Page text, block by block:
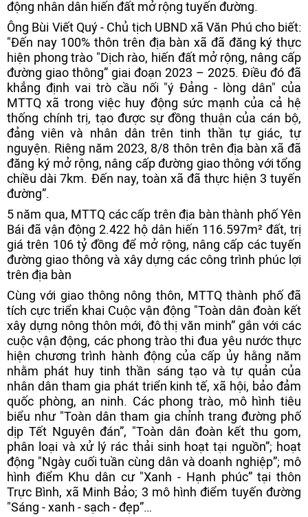
động nhân dân hiến đất mở rộng tuyến đường.
Ông Bùi Viết Quý - Chủ tịch UBND xã Văn Phú cho biết:
"Đến nay 100% thôn trên địa bàn xã đã đăng ký thực
hiện phong trào "Dịch rào, hiến đất mở rộng, nâng cấp
đường giao thông” giai đoạn 2023 – 2025. Điều đó đã
khẳng định vai trò cầu nối "ý Đảng - lòng dân" của
MTTQ xã trong việc huy động sức mạnh của cả hệ
thống chính trị, tạo được sự đồng thuận của cán bộ,
đảng viên và nhân dân trên tinh thần tự giác, tự
nguyện. Riêng năm 2023, 8/8 thôn trên địa bàn xã đã
đăng ký mở rộng, nâng cấp đường giao thông với tổng
chiều dài 7km. Đến nay, toàn xã đã thực hiện 3 tuyến
đường”.
5 năm qua, MTTQ các cấp trên địa bàn thành phố Yên
Bái đã vận động 2.422 hộ dân hiến 116.597m² đất, trị
giá trên 106 tỷ đồng để mở rộng, nâng cấp các tuyến
đường giao thông và xây dựng các công trình phúc lợi
trên địa bàn
Cùng với giao thông nông thôn, MTTQ thành phố đã
tích cực triển khai Cuộc vận động "Toàn dân đoàn kết
xây dựng nông thôn mới, đô thị văn minh” gắn với các
cuộc vận động, các phong trào thi đua yêu nước thực
hiện chương trình hành động của cấp ủy hằng năm
nhằm phát huy tinh thần sáng tạo và tự quản của
nhân dân tham gia phát triển kinh tế, xã hội, bảo đảm
quốc phòng, an ninh. Các phong trào, mô hình tiêu
biểu như "Toàn dân tham gia chỉnh trang đường phố
dịp Tết Nguyên đán”, "Toàn dân đoàn kết thu gom,
phân loại và xử lý rác thải sinh hoạt tại nguồn”; hoạt
động "Ngày cuối tuần cùng dân và doanh nghiệp”; mô
hình điểm Khu dân cư "Xanh - Hạnh phúc” tại thôn
Trực Bình, xã Minh Bảo; 3 mô hình điểm tuyến đường
"Sáng - xanh - sạch - đẹp”…